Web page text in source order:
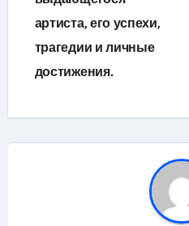
артиста, его успехи,
трагедии и личные
достижения.